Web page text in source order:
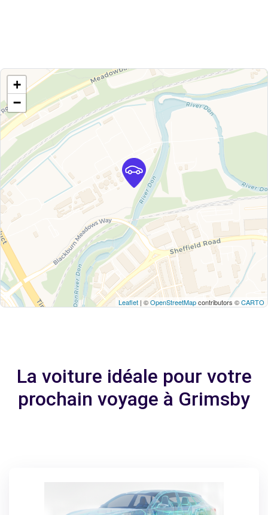
+
−
Leaflet | ©OpenStreetMapcontributors ©CARTO
La voiture idéale pour votre
prochain voyage à Grimsby